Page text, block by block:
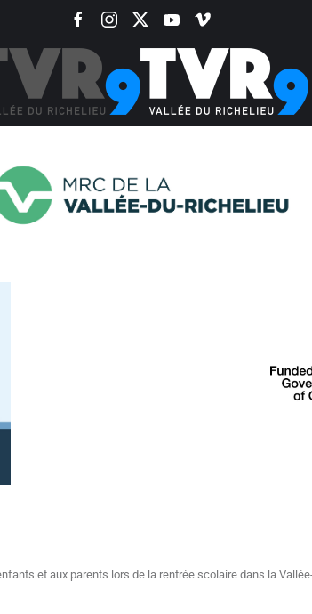
et aux parents lors de la rentrée scolaire dans la